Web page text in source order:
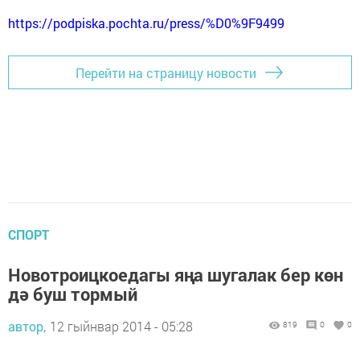
https://podpiska.pochta.ru/press/%D0%9F9499
Перейти на страницу новости
СПОРТ
Новотроицкоедагы яңа шугалак бер көн
дә буш тормый
автор, 12 гыйнвар 2014 - 05:28 819 0 0